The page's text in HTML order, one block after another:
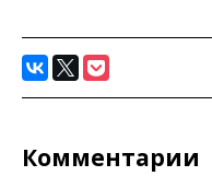
Комментарии